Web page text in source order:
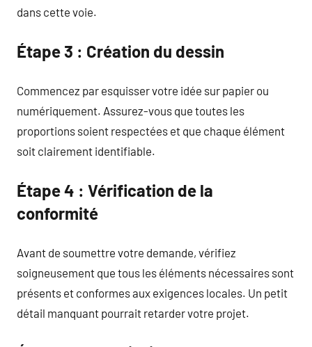
dans cette voie.
Étape 3 : Création du dessin
Commencez par esquisser votre idée sur papier ou
numériquement. Assurez-vous que toutes les
proportions soient respectées et que chaque élément
soit clairement identifiable.
Étape 4 : Vérification de la
conformité
Avant de soumettre votre demande, vérifiez
soigneusement que tous les éléments nécessaires sont
présents et conformes aux exigences locales. Un petit
détail manquant pourrait retarder votre projet.